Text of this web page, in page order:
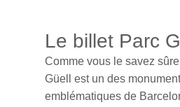
Le billet Parc
Comme vous le savez
Güell est un des
emblématiques de